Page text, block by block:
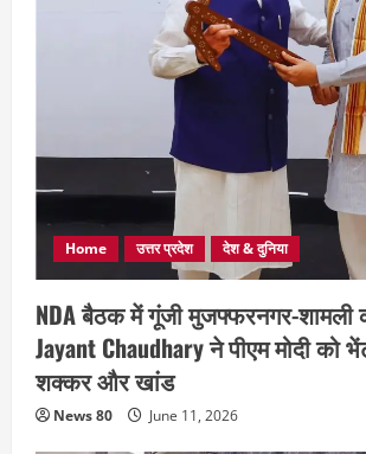
Home उत्तर प्रदेश देश & दुनिया
NDA बैठक में गूंजी मुजफ्फरनगर-शामली
Jayant Chaudhary ने पीएम मोदी को
शक्कर और खांड
News 80 June 11, 2026